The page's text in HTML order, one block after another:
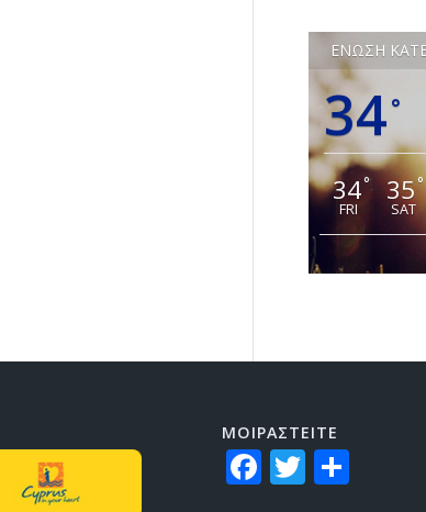
34°
34°
FRI
35°
SAT
ΜΟΙΡΑΣTEITE
Facebook
Twitter